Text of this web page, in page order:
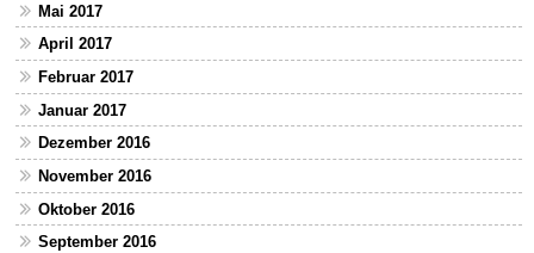
Mai 2017
April 2017
Februar 2017
Januar 2017
Dezember 2016
November 2016
Oktober 2016
September 2016